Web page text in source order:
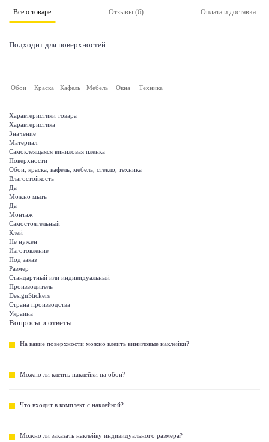
Все о товаре Отзывы (6) Оплата и доставка
Подходит для поверхностей:
Обои Краска Кафель Мебель Окна Техника
Характеристики товара
Характеристика
Значение
Материал
Самоклеящаяся виниловая пленка
Поверхности
Обои, краска, кафель, мебель, стекло, техника
Влагостойкость
Да
Можно мыть
Да
Монтаж
Самостоятельный
Клей
Не нужен
Изготовление
Под заказ
Размер
Стандартный или индивидуальный
Производитель
DesignStickers
Страна производства
Украина
Вопросы и ответы
На какие поверхности можно клеить виниловые наклейки?
Можно ли клеить наклейки на обои?
Что входит в комплект с наклейкой?
Можно ли заказать наклейку индивидуального размера?